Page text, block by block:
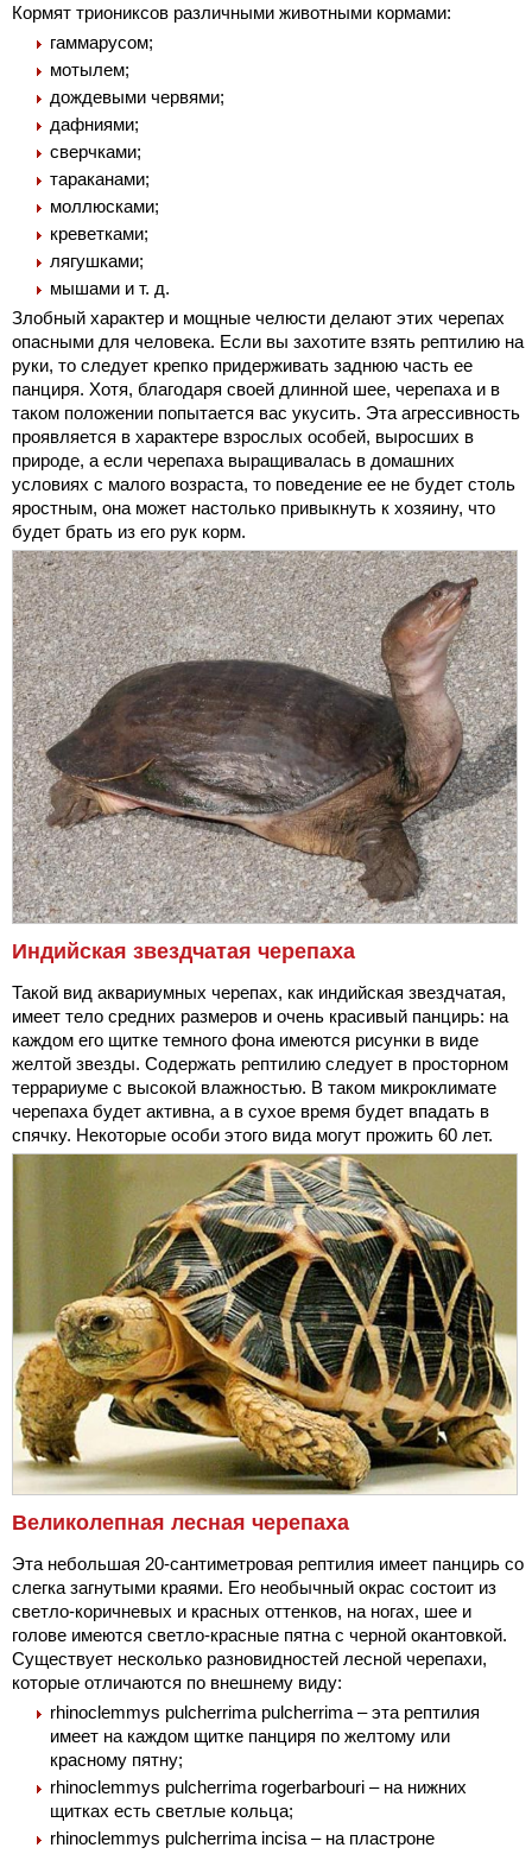
Кормят триониксов различными животными кормами:
гаммарусом;
мотылем;
дождевыми червями;
дафниями;
сверчками;
тараканами;
моллюсками;
креветками;
лягушками;
мышами и т. д.
Злобный характер и мощные челюсти делают этих черепах
опасными для человека. Если вы захотите взять рептилию на
руки, то следует крепко придерживать заднюю часть ее
панциря. Хотя, благодаря своей длинной шее, черепаха и в
таком положении попытается вас укусить. Эта агрессивность
проявляется в характере взрослых особей, выросших в
природе, а если черепаха выращивалась в домашних
условиях с малого возраста, то поведение ее не будет столь
яростным, она может настолько привыкнуть к хозяину, что
будет брать из его рук корм.
Индийская звездчатая черепаха
Такой вид аквариумных черепах, как индийская звездчатая,
имеет тело средних размеров и очень красивый панцирь: на
каждом его щитке темного фона имеются рисунки в виде
желтой звезды. Содержать рептилию следует в просторном
террариуме с высокой влажностью. В таком микроклимате
черепаха будет активна, а в сухое время будет впадать в
спячку. Некоторые особи этого вида могут прожить 60 лет.
Великолепная лесная черепаха
Эта небольшая 20-сантиметровая рептилия имеет панцирь со
слегка загнутыми краями. Его необычный окрас состоит из
светло-коричневых и красных оттенков, на ногах, шее и
голове имеются светло-красные пятна с черной окантовкой.
Существует несколько разновидностей лесной черепахи,
которые отличаются по внешнему виду:
rhinoclemmys pulcherrima pulcherrima – эта рептилия
имеет на каждом щитке панциря по желтому или
красному пятну;
rhinoclemmys pulcherrima rogerbarbouri – на нижних
щитках есть светлые кольца;
rhinoclemmys pulcherrima incisa – на пластроне